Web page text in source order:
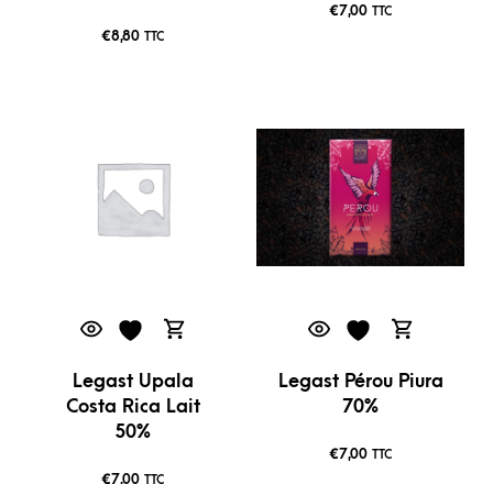
€8,80 TTC
€7,00 TTC
Legast Upala
Costa Rica Lait
50%
€7,00 TTC
Legast Pérou Piura
70%
€7,00 TTC